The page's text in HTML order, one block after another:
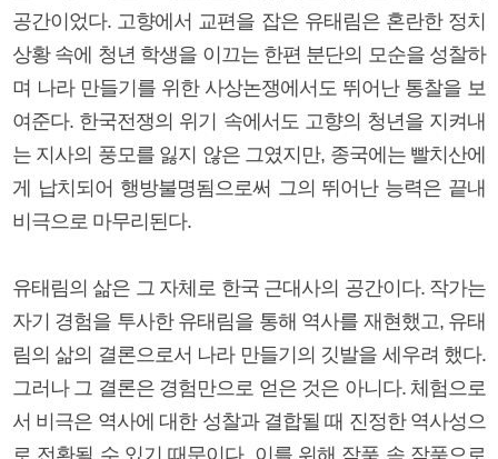
공간이었다. 고향에서 교편을 잡은 유태림은 혼란한 정치
상황 속에 청년 학생을 이끄는 한편 분단의 모순을 성찰하
며 나라 만들기를 위한 사상논쟁에서도 뛰어난 통찰을 보
여준다. 한국전쟁의 위기 속에서도 고향의 청년을 지켜내
는 지사의 풍모를 잃지 않은 그였지만, 종국에는 빨치산에
게 납치되어 행방불명됨으로써 그의 뛰어난 능력은 끝내
비극으로 마무리된다.
유태림의 삶은 그 자체로 한국 근대사의 공간이다. 작가는
자기 경험을 투사한 유태림을 통해 역사를 재현했고, 유태
림의 삶의 결론으로서 나라 만들기의 깃발을 세우려 했다.
그러나 그 결론은 경험만으로 얻은 것은 아니다. 체험으로
서 비극은 역사에 대한 성찰과 결합될 때 진정한 역사성으
로 전환될 수 있기 때문이다. 이를 위해 작품 속 작품으로